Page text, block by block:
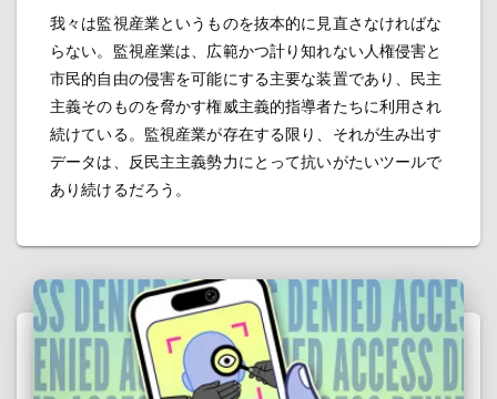
我々は監視産業というものを抜本的に見直さなければな
らない。監視産業は、広範かつ計り知れない人権侵害と
市民的自由の侵害を可能にする主要な装置であり、民主
主義そのものを脅かす権威主義的指導者たちに利用され
続けている。監視産業が存在する限り、それが生み出す
データは、反民主主義勢力にとって抗いがたいツールで
あり続けるだろう。